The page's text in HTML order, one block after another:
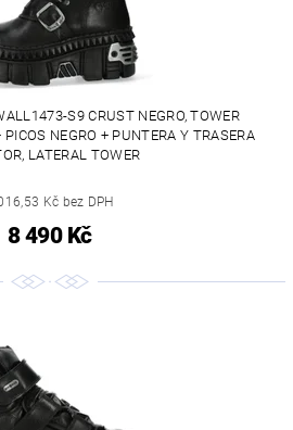
S9 CRUST NEGRO, TOWER
PICOS NEGRO + PUNTERA Y TRASERA
LATERAL TOWER
Kč bez DPH
8 490 Kč